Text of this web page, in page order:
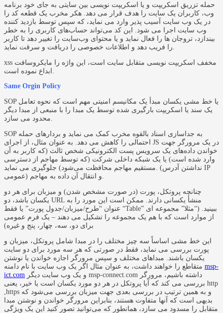
حمله تزریق اسکریپت و یا اسکریپت نویسی بین سایتی به جای خود برنامه
وب، کاربران یک سایت را هدف قرار می دهد. هکر مخرب یک قطعه کد را
در یک وب سایت آسیب پذیر وارد می نماید، که سپس توسط بازدید کننده
وب سایت اجرا می شود. این کد می‌تواند حساب‌های کاربری را به خطر
بیندازد، تروجان ها را فعال نماید و یا محتوای وب‌سایت را تغییر دهد تا کاربر
xss مخفف اسکریپت نویسی متقابل سایت است، این واژه را مایکروسافت
Same Orgin Policy
SOP یا خط مشی یکسان مبدأ یک مکانیسم امنیتی مهم است که نحوه تعامل
یک سند یا اسکریپت بارگیری شده توسط یک مبدا را با منبعی از مبدا دیگر
SOP به جداسازی اسناد بالقوه مخرب کمک می نماید و بردارهای حمله
احتمالی را کاهش می دهد. به عنوان مثال، از اجرای JS در یک مرورگر جهت
خواندن داده‌های یک سرویس پست الکترونیکی شخص ثالث (که کاربر به آن
وارد شده است) یا یک شبکه داخلی شرکت (که توسط مهاجم از دسترسی
مستقیم مهاجم محافظت می‌شود) جلوگیری می نماید. (نداشتن آدرس IP
چنانچه پروتکل، پورت (در صورت مشخص شدن) و میزبان برای هر دو
یکسان باشد، دو URL منشأ یکسانی دارند. ممکن است این مورد را به
عنوان “طرح/میزبان/جدول پورت” یا فقط “Table” ببینید. (“مثلا” مجموعه ای
از موارد است که با هم یک مجموعه را تشکیل می دهند – یک فرم عمومی
برای دو، سه،‌ چهار، پنج و غیره)
این خط‌ مشی اساساً سه چیز مختلف را در مبدا شامل پروتکل، میزبان و
پورت بررسی می نماید، فقط در صورتی که هر سه مورد برای دو سایت
یکسان باشند. مبداهای مختلف و سپس مرورگر اجازه خواندن یا نوشتن
msp-
ict.com
بررسی می کند که آیا پروتکل در هر دو مورد یکسان است یا خیر، یعنی http
,https و به همین ترتیب در بررسی بعدی جهت میزبان بررسی می‌شود که
بدیهی است که آنها متفاوت هستند، بنابراین مرورگر خواندن و نوشتن مبدا
متقابل را مسدود می سازد، همانطور که می‌توانید تصور کنید این یک ویژگی